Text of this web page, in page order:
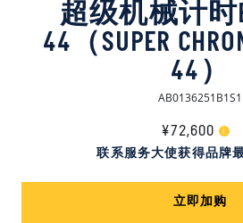
超级机械计时
44（SUPER
44）
AB0136251B1S1
¥72,600 i
联系服务大使获得品牌
立即加购